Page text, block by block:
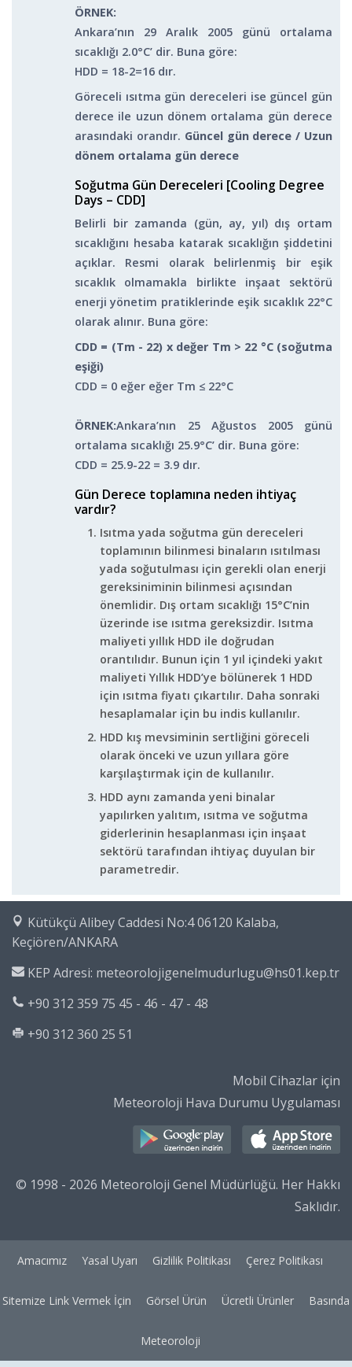
ÖRNEK:
Ankara’nın 29 Aralık 2005 günü ortalama
sıcaklığı 2.0°C’ dir. Buna göre:
HDD = 18-2=16 dır.
Göreceli ısıtma gün dereceleri ise güncel gün
derece ile uzun dönem ortalama gün derece
arasındaki orandır. Güncel gün derece / Uzun
dönem ortalama gün derece
Soğutma Gün Dereceleri [Cooling Degree
Days – CDD]
Belirli bir zamanda (gün, ay, yıl) dış ortam
sıcaklığını hesaba katarak sıcaklığın şiddetini
açıklar. Resmi olarak belirlenmiş bir eşik
sıcaklık olmamakla birlikte inşaat sektörü
enerji yönetim pratiklerinde eşik sıcaklık 22°C
olarak alınır. Buna göre:
CDD = (Tm - 22) x değer Tm > 22 °C (soğutma
eşiği)
CDD = 0 eğer eğer Tm ≤ 22°C
ÖRNEK:Ankara’nın 25 Ağustos 2005 günü
ortalama sıcaklığı 25.9°C’ dir. Buna göre:
CDD = 25.9-22 = 3.9 dır.
Gün Derece toplamına neden ihtiyaç
vardır?
Isıtma yada soğutma gün dereceleri
toplamının bilinmesi binaların ısıtılması
yada soğutulması için gerekli olan enerji
gereksiniminin bilinmesi açısından
önemlidir. Dış ortam sıcaklığı 15°C’nin
üzerinde ise ısıtma gereksizdir. Isıtma
maliyeti yıllık HDD ile doğrudan
orantılıdır. Bunun için 1 yıl içindeki yakıt
maliyeti Yıllık HDD’ye bölünerek 1 HDD
için ısıtma fiyatı çıkartılır. Daha sonraki
hesaplamalar için bu indis kullanılır.
HDD kış mevsiminin sertliğini göreceli
olarak önceki ve uzun yıllara göre
karşılaştırmak için de kullanılır.
HDD aynı zamanda yeni binalar
yapılırken yalıtım, ısıtma ve soğutma
giderlerinin hesaplanması için inşaat
sektörü tarafından ihtiyaç duyulan bir
parametredir.
Kütükçü Alibey Caddesi No:4 06120 Kalaba,
Keçiören/ANKARA
KEP Adresi: meteorolojigenelmudurlugu@hs01.kep.tr
+90 312 359 75 45 - 46 - 47 - 48
+90 312 360 25 51
Mobil Cihazlar için
Meteoroloji Hava Durumu Uygulaması
© 1998 - 2026 Meteoroloji Genel Müdürlüğü. Her Hakkı
Saklıdır.
Amacımız Yasal Uyarı Gizlilik Politikası Çerez Politikası
Sitemize Link Vermek İçin Görsel Ürün Ücretli Ürünler Basında
Meteoroloji